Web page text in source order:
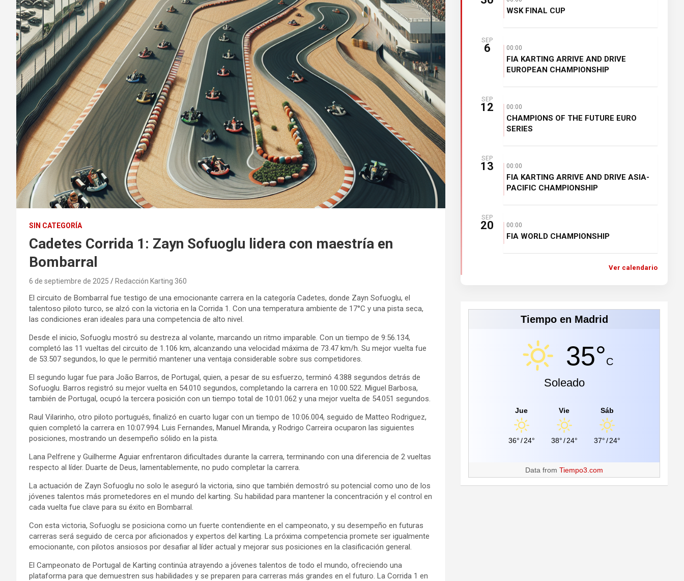
SIN CATEGORÍA
Cadetes Corrida 1: Zayn Sofuoglu lidera con maestría en
Bombarral
6 de septiembre de 2025 Redacción Karting 360
El circuito de Bombarral fue testigo de una emocionante carrera en la categoría Cadetes, donde Zayn Sofuoglu, el
talentoso piloto turco, se alzó con la victoria en la Corrida 1. Con una temperatura ambiente de 17°C y una pista seca,
las condiciones eran ideales para una competencia de alto nivel.
Desde el inicio, Sofuoglu mostró su destreza al volante, marcando un ritmo imparable. Con un tiempo de 9:56.134,
completó las 11 vueltas del circuito de 1.106 km, alcanzando una velocidad máxima de 73.47 km/h. Su mejor vuelta fue
de 53.507 segundos, lo que le permitió mantener una ventaja considerable sobre sus competidores.
El segundo lugar fue para João Barros, de Portugal, quien, a pesar de su esfuerzo, terminó 4.388 segundos detrás de
Sofuoglu. Barros registró su mejor vuelta en 54.010 segundos, completando la carrera en 10:00.522. Miguel Barbosa,
también de Portugal, ocupó la tercera posición con un tiempo total de 10:01.062 y una mejor vuelta de 54.051 segundos.
Raul Vilarinho, otro piloto portugués, finalizó en cuarto lugar con un tiempo de 10:06.004, seguido de Matteo Rodriguez,
quien completó la carrera en 10:07.994. Luis Fernandes, Manuel Miranda, y Rodrigo Carreira ocuparon las siguientes
posiciones, mostrando un desempeño sólido en la pista.
Lana Pelfrene y Guilherme Aguiar enfrentaron dificultades durante la carrera, terminando con una diferencia de 2 vueltas
respecto al líder. Duarte de Deus, lamentablemente, no pudo completar la carrera.
La actuación de Zayn Sofuoglu no solo le aseguró la victoria, sino que también demostró su potencial como uno de los
jóvenes talentos más prometedores en el mundo del karting. Su habilidad para mantener la concentración y el control en
cada vuelta fue clave para su éxito en Bombarral.
Con esta victoria, Sofuoglu se posiciona como un fuerte contendiente en el campeonato, y su desempeño en futuras
carreras será seguido de cerca por aficionados y expertos del karting. La próxima competencia promete ser igualmente
emocionante, con pilotos ansiosos por desafiar al líder actual y mejorar sus posiciones en la clasificación general.
El Campeonato de Portugal de Karting continúa atrayendo a jóvenes talentos de todo el mundo, ofreciendo una
plataforma para que demuestren sus habilidades y se preparen para carreras más grandes en el futuro. La Corrida 1 en
WSK FINAL CUP
SEP
6 00:00
FIA KARTING ARRIVE AND DRIVE
EUROPEAN CHAMPIONSHIP
SEP
12 00:00
CHAMPIONS OF THE FUTURE EURO
SERIES
SEP
13 00:00
FIA KARTING ARRIVE AND DRIVE ASIA-
PACIFIC CHAMPIONSHIP
SEP
20 00:00
FIA WORLD CHAMPIONSHIP
Ver calendario
Tiempo en Madrid
35°C
Soleado
Jue
36°/ 24°
Vie
38°/ 24°
Sáb
37°/ 24°
Data fromTiempo3.com